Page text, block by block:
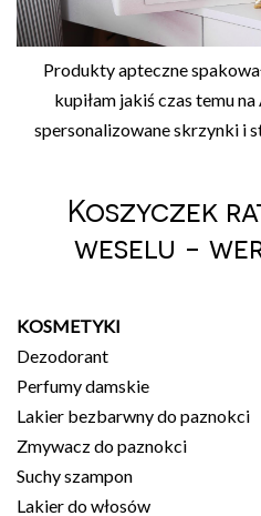
Produkty apteczne
kupiłam jakiś czas temu
spersonalizowane skrzynki i
Koszyczek
weselu -
KOSMETYKI
Dezodorant
Perfumy damskie
Lakier bezbarwny do paznokci
Zmywacz do paznokci
Suchy szampon
Lakier do włosów